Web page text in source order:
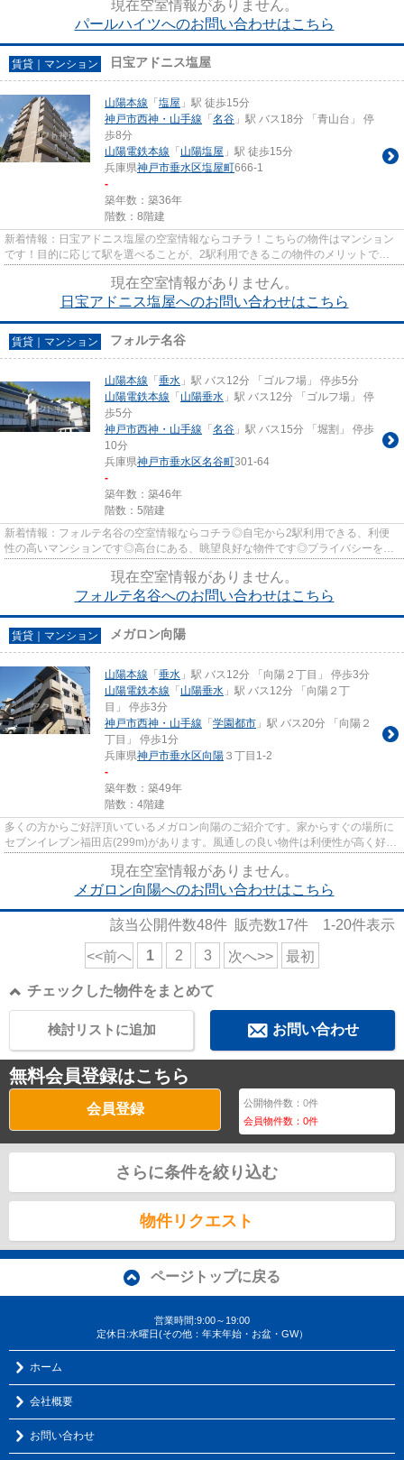
現在空室情報がありません。
パールハイツへのお問い合わせはこちら
賃貸｜マンション 日宝アドニス塩屋
山陽本線 「 塩屋 」駅 徒歩15分
神戸市西神・山手線 「 名谷 」駅 バス18分 「青山台」 停
歩8分
山陽電鉄本線 「 山陽塩屋 」駅 徒歩15分
兵庫県神戸市垂水区塩屋町666-1
-
築年数：築36年
階数：8階建
新着情報：日宝アドニス塩屋の空室情報ならコチラ！こちらの物件はマンション
です！目的に応じて駅を選べることが、2駅利用できるこの物件のメリットで
現在空室情報がありません。
日宝アドニス塩屋へのお問い合わせはこちら
賃貸｜マンション フォルテ名谷
山陽本線 「 垂水 」駅 バス12分 「ゴルフ場」 停歩5分
山陽電鉄本線 「 山陽垂水 」駅 バス12分 「ゴルフ場」 停
歩5分
神戸市西神・山手線 「 名谷 」駅 バス15分 「堀割」 停歩
10分
兵庫県神戸市垂水区名谷町301-64
-
築年数：築46年
階数：5階建
新着情報：フォルテ名谷の空室情報ならコチラ◎自宅から2駅利用できる、利便
性の高いマンションです◎高台にある、眺望良好な物件です◎プライバシーをし
現在空室情報がありません。
フォルテ名谷へのお問い合わせはこちら
賃貸｜マンション メガロン向陽
山陽本線 「 垂水 」駅 バス12分 「向陽２丁目」 停歩3分
山陽電鉄本線 「 山陽垂水 」駅 バス12分 「向陽２丁
目」 停歩3分
神戸市西神・山手線 「 学園都市 」駅 バス20分 「向陽２
丁目」 停歩1分
兵庫県神戸市垂水区向陽 ３丁目1-2
-
築年数：築49年
階数：4階建
多くの方からご好評頂いているメガロン向陽のご紹介です。家からすぐの場所に
セブンイレブン福田店(299m)があります。風通しの良い物件は利便性が高く好条
現在空室情報がありません。
メガロン向陽へのお問い合わせはこちら
該当公開件数48件 販売数17件 1-20件表示
<<前へ 1 2 3 次へ>> 最初
チェックした物件をまとめて
お問い合わせ
検討リストに追加
無料会員登録はこちら
会員登録 公開物件数：0件
会員物件数：0件
さらに条件を絞り込む
物件リクエスト
ページトップに戻る
営業時間:9:00～19:00
定休日:水曜日(その他：年末年始・お盆・GW）
ホーム
会社概要
お問い合わせ